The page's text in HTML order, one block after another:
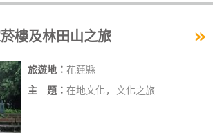
樓及林田山之旅 »
旅遊地： 花蓮縣
主 題： 在地文化, 文化之旅